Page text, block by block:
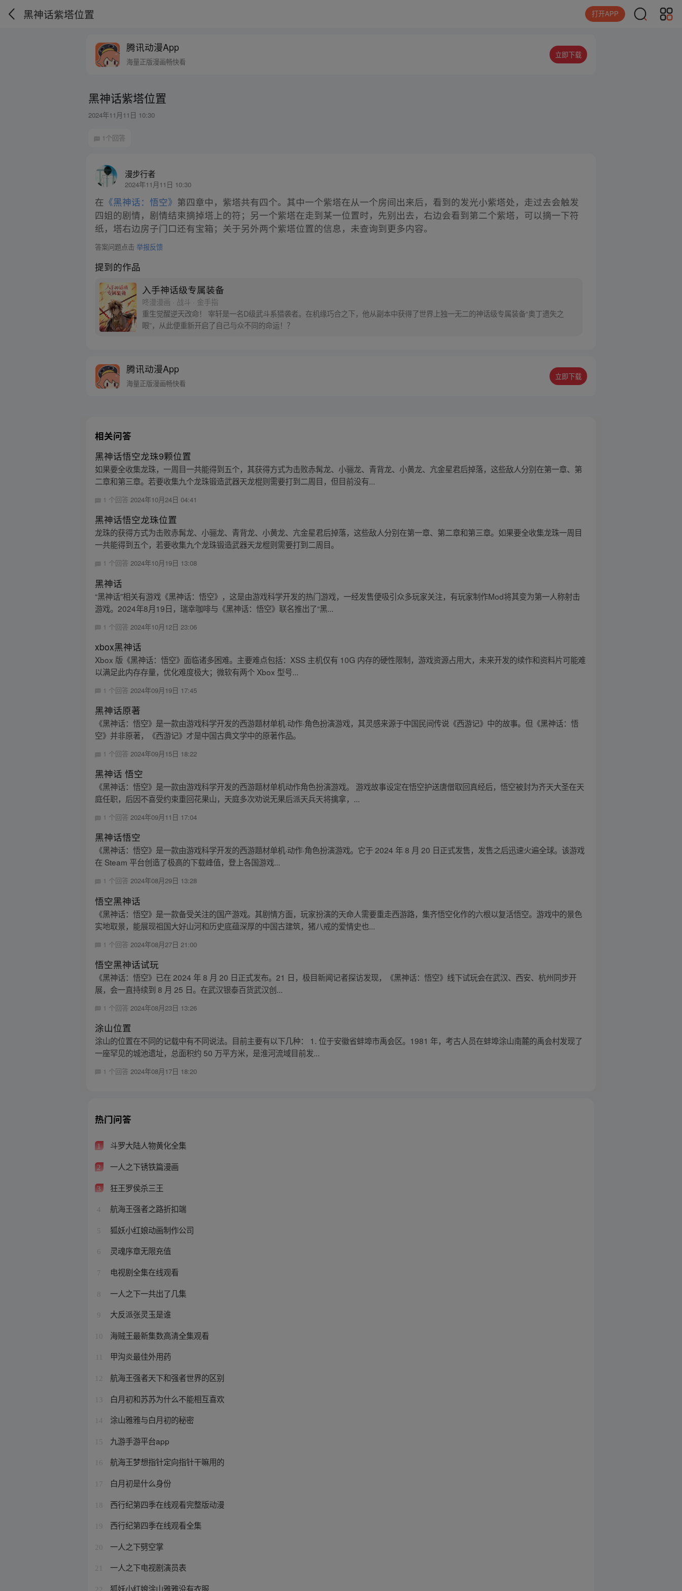
黑神话紫塔位置 打开APP
腾讯动漫App
海量正版漫画畅快看
立即下载
黑神话紫塔位置
2024年11月11日 10:30
1个回答
漫步行者
2024年11月11日 10:30
在 《黑神话：悟空》 第四章中，紫塔共有四个。其中一个紫塔在从一个房间出来后，看到的发光小紫塔处，走过去会触发
四姐的剧情，剧情结束摘掉塔上的符；另一个紫塔在走到某一位置时，先别出去，右边会看到第二个紫塔，可以摘一下符
纸，塔右边房子门口还有宝箱；关于另外两个紫塔位置的信息，未查询到更多内容。
答案问题点击举报反馈
提到的作品
入手神话级专属装备
咚漫漫画 · 战斗 · 金手指
重生觉醒逆天改命！ 宰轩是一名D级武斗系猎袭者。在机缘巧合之下，他从副本中获得了世界上独一无二的神话级专属装备“奥丁遗失之
眼”，从此便重新开启了自己与众不同的命运！？
腾讯动漫App
海量正版漫画畅快看
立即下载
相关问答
黑神话悟空龙珠9颗位置
如果要全收集龙珠，一周目一共能得到五个，其获得方式为击败赤髯龙、小骊龙、青背龙、小黄龙、亢金星君后掉落，这些敌人分别在第一章、第
二章和第三章。若要收集九个龙珠锻造武器天龙棍则需要打到二周目，但目前没有...
1 个回答2024年10月24日 04:41
黑神话悟空龙珠位置
龙珠的获得方式为击败赤髯龙、小骊龙、青背龙、小黄龙、亢金星君后掉落，这些敌人分别在第一章、第二章和第三章。如果要全收集龙珠一周目
一共能得到五个，若要收集九个龙珠锻造武器天龙棍则需要打到二周目。
1 个回答2024年10月19日 13:08
黑神话
“黑神话”相关有游戏《黑神话：悟空》，这是由游戏科学开发的热门游戏，一经发售便吸引众多玩家关注，有玩家制作Mod将其变为第一人称射击
游戏。2024年8月19日，瑞幸咖啡与《黑神话：悟空》联名推出了“黑...
1 个回答 2024年10月12日 23:06
xbox黑神话
Xbox 版《黑神话：悟空》面临诸多困难。主要难点包括：XSS 主机仅有 10G 内存的硬性限制，游戏资源占用大，未来开发的续作和资料片可能难
以满足此内存存量，优化难度极大；微软有两个 Xbox 型号...
1 个回答 2024年09月19日 17:45
黑神话原著
《黑神话：悟空》是一款由游戏科学开发的西游题材单机·动作·角色扮演游戏，其灵感来源于中国民间传说《西游记》中的故事。但《黑神话：悟
空》并非原著，《西游记》才是中国古典文学中的原著作品。
1 个回答2024年09月15日 18:22
黑神话 悟空
《黑神话：悟空》是一款由游戏科学开发的西游题材单机动作角色扮演游戏。 游戏故事设定在悟空护送唐僧取回真经后，悟空被封为齐天大圣在天
庭任职，后因不喜受约束重回花果山，天庭多次劝说无果后派天兵天将擒拿，...
1 个回答2024年09月11日 17:04
黑神话悟空
《黑神话：悟空》是一款由游戏科学开发的西游题材单机·动作·角色扮演游戏。它于 2024 年 8 月 20 日正式发售，发售之后迅速火遍全球。该游戏
在 Steam 平台创造了极高的下载峰值，登上各国游戏...
1 个回答2024年08月29日 13:28
悟空黑神话
《黑神话：悟空》是一款备受关注的国产游戏。其剧情方面，玩家扮演的天命人需要重走西游路，集齐悟空化作的六根以复活悟空。游戏中的景色
实地取景，能展现祖国大好山河和历史底蕴深厚的中国古建筑，猪八戒的爱情史也...
1 个回答 2024年08月27日 21:00
悟空黑神话试玩
《黑神话：悟空》已在 2024 年 8 月 20 日正式发布。21 日，极目新闻记者探访发现，《黑神话：悟空》线下试玩会在武汉、西安、杭州同步开
展，会一直持续到 8 月 25 日。在武汉银泰百货武汉创...
1 个回答 2024年08月23日 13:26
涂山位置
涂山的位置在不同的记载中有不同说法。目前主要有以下几种： 1. 位于安徽省蚌埠市禹会区。1981 年，考古人员在蚌埠涂山南麓的禹会村发现了
一座罕见的城池遗址，总面积约 50 万平方米，是淮河流域目前发...
1 个回答2024年08月17日 18:20
热门问答
1 斗罗大陆人物黄化全集
2 一人之下锈铁篇漫画
3 狂王罗侯杀三王
4 航海王强者之路折扣端
5 狐妖小红娘动画制作公司
6 灵魂序章无限充值
7 电视剧全集在线观看
8 一人之下一共出了几集
9 大反派张灵玉是谁
10 海贼王最新集数高清全集观看
甲沟炎最佳外用药
12 航海王强者天下和强者世界的区别
13 白月初和苏苏为什么不能相互喜欢
14 涂山雅雅与白月初的秘密
15 九游手游平台app
16 航海王梦想指针定向指针干嘛用的
17 白月初是什么身份
18 西行纪第四季在线观看完整版动漫
19 西行纪第四季在线观看全集
20 一人之下劈空掌
21 一人之下电视剧演员表
22 狐妖小红娘涂山雅雅没有衣服